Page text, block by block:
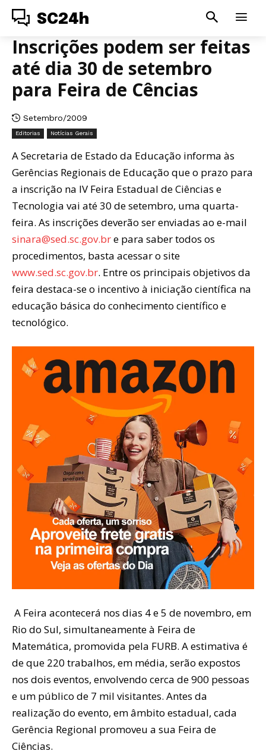
SC24h
Inscrições podem ser feitas
até dia 30 de setembro
para Feira de Cências
Setembro/2009
Editorias Notícias Gerais
A Secretaria de Estado da Educação informa às
Gerências Regionais de Educação que o prazo para
a inscrição na IV Feira Estadual de Ciências e
Tecnologia vai até 30 de setembro, uma quarta-
feira. As inscrições deverão ser enviadas ao e-mail
sinara@sed.sc.gov.bre para saber todos os
procedimentos, basta acessar o site
www.sed.sc.gov.br. Entre os principais objetivos da
feira destaca-se o incentivo à iniciação científica na
educação básica do conhecimento científico e
tecnológico.
A Feira acontecerá nos dias 4 e 5 de novembro, em
Rio do Sul, simultaneamente à Feira de
Matemática, promovida pela FURB. A estimativa é
de que 220 trabalhos, em média, serão expostos
nos dois eventos, envolvendo cerca de 900 pessoas
e um público de 7 mil visitantes. Antes da
realização do evento, em âmbito estadual, cada
Gerência Regional promoveu a sua Feira de
Ciências.